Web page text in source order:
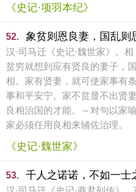
《史记·项羽本纪》
52. 象贫则恩良妻，国乱则
汉·司马迁《史记·魏世家》。
贫穷就想到应有贤良的妻子，
相。家有贤妻，就可使家事有
事和平安宁。家不贫显不出贤
良相治国的才能。～对句以家
家必须任用良相来辅佐治理。
《史记·魏世家》
53. 千人之诺诺，不如一士